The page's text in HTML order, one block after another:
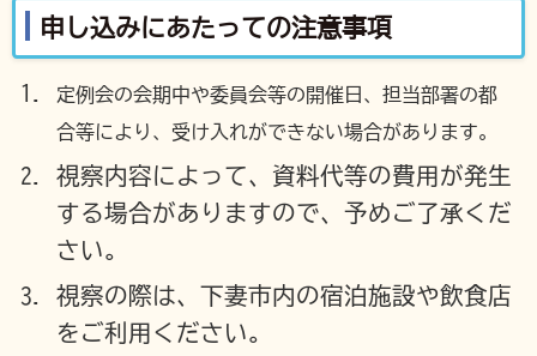
申し込みにあたっての注意事項
定例会の会期中や委員会等の開催日、担当部署の都
合等により、受け入れができない場合があります。
視察内容によって、資料代等の費用が発生
する場合がありますので、予めご了承くだ
さい。
視察の際は、下妻市内の宿泊施設や飲食店
をご利用ください。